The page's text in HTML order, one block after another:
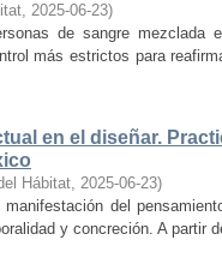
, 2025-06-23)
de sangre
más estrictos para
en el diseñar.
Hábitat, 2025-06-23)
del
y concreción. A partir